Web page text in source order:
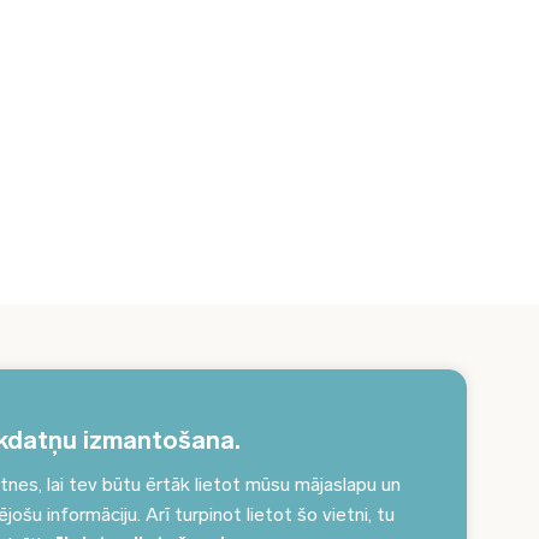
izmantošana.
lai tev būtu ērtāk lietot mūsu mājaslapu un
informāciju. Arī turpinot lietot šo vietni, tu
savā e-pastā!
Pieteikties jaunumiem